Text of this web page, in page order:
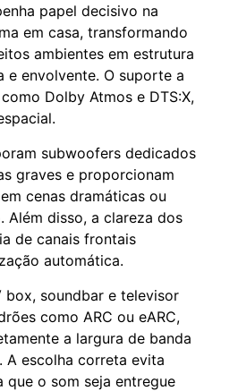
papel decisivo na
em casa, transformando
ambientes em estrutura
e envolvente. O suporte a
Dolby Atmos e DTS:X,
subwoofers dedicados
graves e proporcionam
cenas dramáticas ou
Além disso, a clareza dos
de canais frontais
automática.
box, soundbar e televisor
como ARC ou eARC,
a largura de banda
A escolha correta evita
que o som seja entregue